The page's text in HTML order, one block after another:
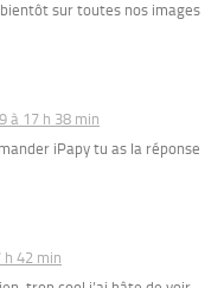
sur toutes nos images
à 17 h 38 min
iPapy tu as la réponse
h 42 min